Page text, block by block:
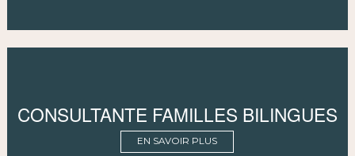
CONSULTANTE FAMILLES BILINGUES
EN SAVOIR PLUS